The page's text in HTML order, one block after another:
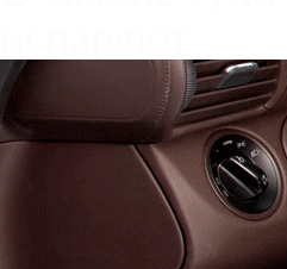
Каталог
Автоковрики
Поколение:1